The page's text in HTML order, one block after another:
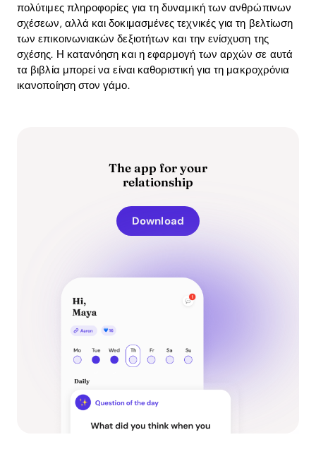
πολύτιμες πληροφορίες για τη δυναμική των ανθρώπινων
σχέσεων, αλλά και δοκιμασμένες τεχνικές για τη βελτίωση
των επικοινωνιακών δεξιοτήτων και την ενίσχυση της
σχέσης. Η κατανόηση και η εφαρμογή των αρχών σε αυτά
τα βιβλία μπορεί να είναι καθοριστική για τη μακροχρόνια
ικανοποίηση στον γάμο.
The app for your
relationship
Download